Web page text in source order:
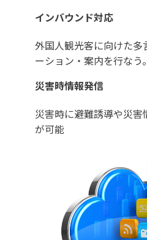
インバウンド対応
外国人観光客に向けた多
ーション・案内を行なう。
災害時情報発信
災害時に避難誘導や災害
が可能